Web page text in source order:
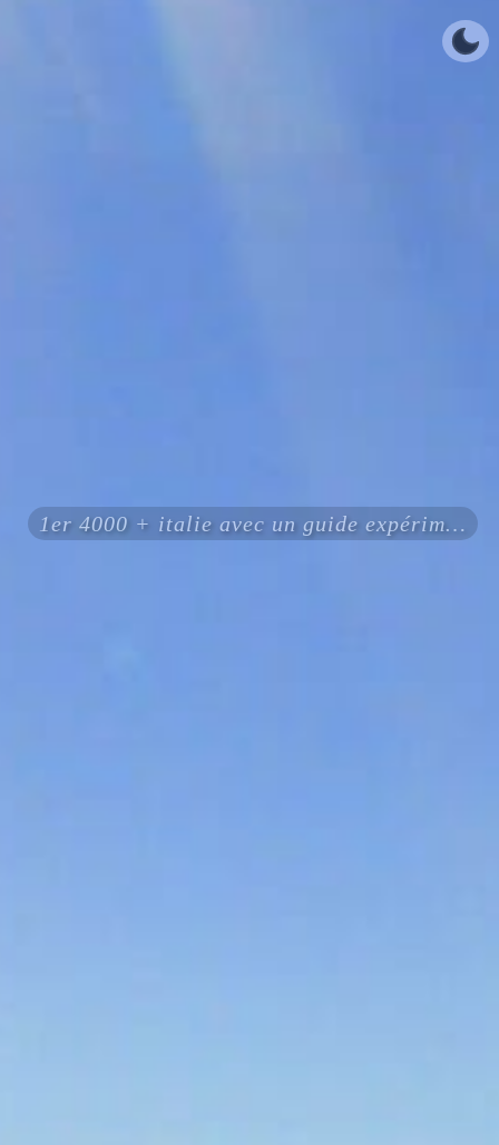
1er 4000 + italie avec un guide expérimenté certifié ENSA UIAGM